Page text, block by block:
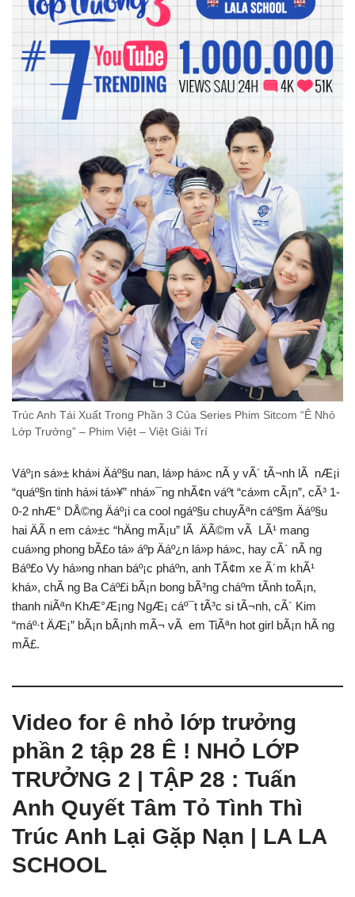
Trúc Anh Tái Xuất Trong Phần 3 Của Series Phim Sitcom “Ê Nhỏ
Lớp Trưởng” – Phim Việt – Việt Giải Trí
Váº¡n sá»± khá»i Äáº§u nan, lá»p há»c nÃ y vÃ´ tÃ¬nh lÃ nÆ¡i
“quáº§n tinh há»i tá»¥” nhá»¯ng nhÃ¢n váº­t “cá»m cÃ¡n”, cÃ³ 1-
0-2 nhÆ° DÅ©ng Äáº¡i ca cool ngáº§u chuyÃªn cáº§m Äáº§u
hai ÄÃ n em cá»±c “hÄng mÃ¡u” lÃ ÄÃ©m vÃ LÃ¹ mang
cuá»ng phong bÃ£o tá» áº­p Äáº¿n lá»p há»c, hay cÃ´ nÃ ng
Báº£o Vy há»ng nhan báº¡c pháº­n, anh TÃ¢m xe Ã´m khÃ¹
khá», chÃ ng Ba Cáº£i bÃ¡n bong bÃ³ng cháº­m tÃ­nh toÃ¡n,
thanh niÃªn KhÆ°Æ¡ng NgÆ¡ cáº¯t tÃ³c si tÃ¬nh, cÃ´ Kim
“máº·t ÄÆ¡” bÃ¡n bÃ¡nh mÃ¬ vÃ em TiÃªn hot girl bÃ¡n hÃ ng
mÃ£.
Video for ê nhỏ lớp trưởng
phần 2 tập 28 Ê ! NHỎ LỚP
TRƯỞNG 2 | TẬP 28 : Tuấn
Anh Quyết Tâm Tỏ Tình Thì
Trúc Anh Lại Gặp Nạn | LA LA
SCHOOL